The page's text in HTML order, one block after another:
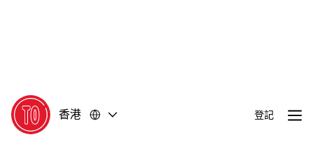
香港 登記